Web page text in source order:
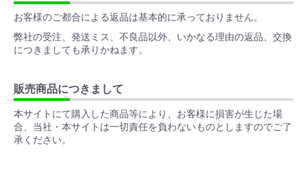
お客様のご都合による返品は基本的に承っておりません。
弊社の受注、発送ミス、不良品以外、いかなる理由の返品、交換
につきましても承りかねます。
販売商品につきまして
本サイトにて購入した商品等により、お客様に損害が生じた場
合、当社・本サイトは一切責任を負わないものとしますのでご了
承ください。